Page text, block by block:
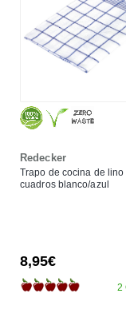
Redecker
Trapo de cocina de lino
cuadros blanco/azul
8,95€
2